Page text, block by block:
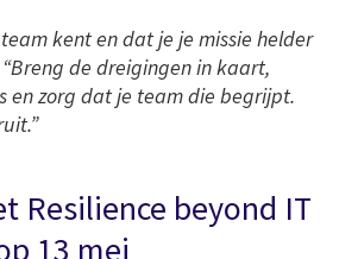
kent en dat je je missie helder
“Breng de dreigingen in kaart,
en zorg dat je team die begrijpt.
Resilience beyond IT
13 mei